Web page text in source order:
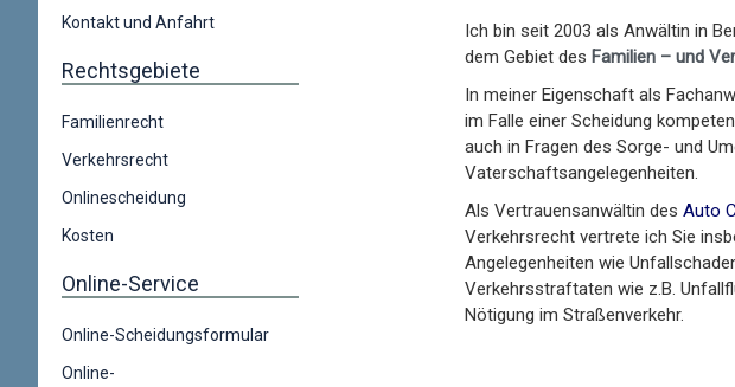
Kontakt und Anfahrt
Rechtsgebiete
Familienrecht
Verkehrsrecht
Onlinescheidung
Kosten
Online-Service
Online-Scheidungsformular
Online-
Ich bin seit 2003 als Anwältin in
dem Gebiet des Familien – und
In meiner Eigenschaft als
im Falle einer Scheidung
auch in Fragen des Sorge- und
Vaterschaftsangelegenheiten.
Als Vertrauensanwältin des Auto
Verkehrsrecht vertrete ich Sie
Angelegenheiten wie
Verkehrsstraftaten wie z.B.
Nötigung im Straßenverkehr.